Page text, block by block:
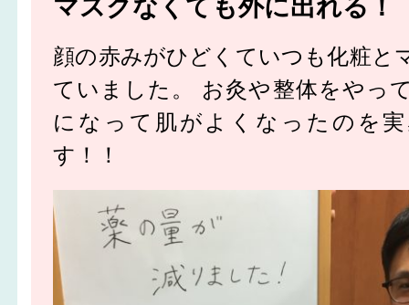
マスクなくても外に出れる！
顔の赤みがひどくていつも化粧と
ていました。 お灸や整体をやっ
になって肌がよくなったのを
す！！